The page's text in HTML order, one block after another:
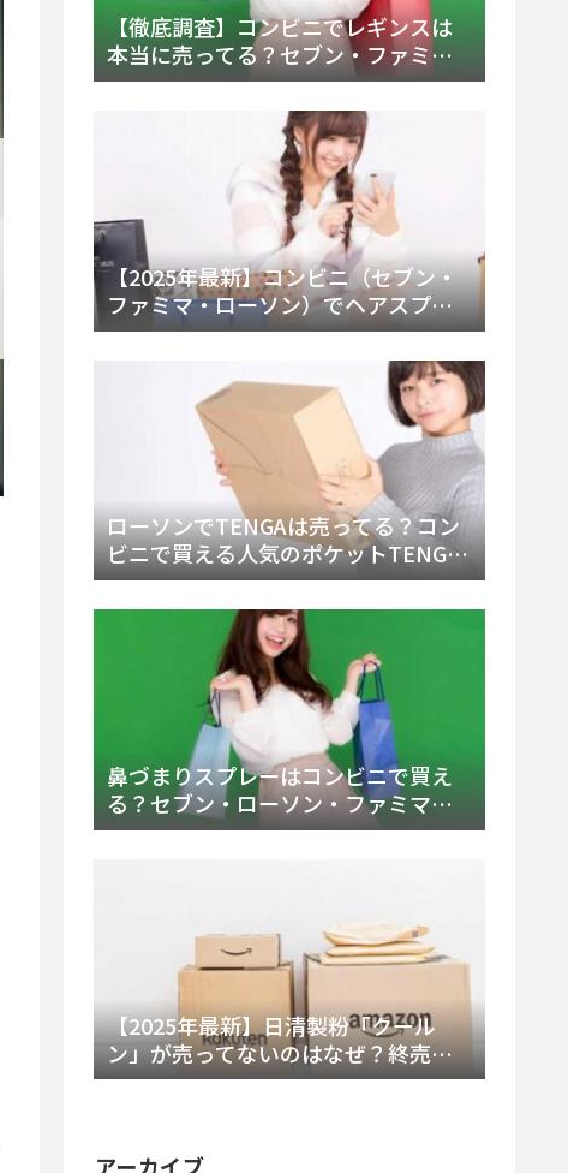
【徹底調査】コンビニでレギンスは
本当に売ってる？セブン・ファミ
マ・ローソンの取扱店舗とメーカ
ー・内容物を詳しく調べてみた！
【2025年最新】コンビニ（セブン・
ファミマ・ローソン）でヘアスプレ
ーは売ってる？販売場所と買える種
ローソンでTENGAは売ってる？コン
ビニで買える人気のポケットTENGA
とエッグの取り扱い店舗と陳列場所
を徹底解説！
鼻づまりスプレーはコンビニで買え
る？セブン・ローソン・ファミマの
販売時間と主要製品を徹底解説
【2025年最新】日清製粉「クール
ン」が売ってないのはなぜ？終売の
真相とレアチーズケーキ代替品・再
アーカイブ